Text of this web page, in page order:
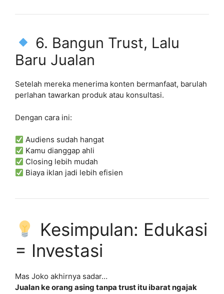
6. Bangun Trust, Lalu
Baru Jualan
Setelah mereka menerima konten bermanfaat, barulah
perlahan tawarkan produk atau konsultasi.
Dengan cara ini:
Audiens sudah hangat
Kamu dianggap ahli
Closing lebih mudah
Biaya iklan jadi lebih efisien
Kesimpulan: Edukasi
= Investasi
Mas Joko akhirnya sadar…
Jualan ke orang asing tanpa trust itu ibarat ngajak